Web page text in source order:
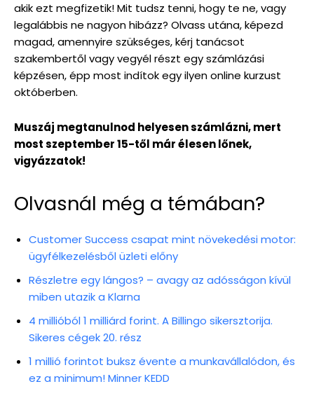
akik ezt megfizetik! Mit tudsz tenni, hogy te ne, vagy
legalábbis ne nagyon hibázz? Olvass utána, képezd
magad, amennyire szükséges, kérj tanácsot
szakembertől vagy vegyél részt egy számlázási
képzésen, épp most indítok egy ilyen online kurzust
októberben.
Muszáj megtanulnod helyesen számlázni, mert
most szeptember 15-től már élesen lőnek,
vigyázzatok!
Olvasnál még a témában?
Customer Success csapat mint növekedési motor:
ügyfélkezelésből üzleti előny
Részletre egy lángos? – avagy az adósságon kívül
miben utazik a Klarna
4 millióból 1 milliárd forint. A Billingo sikersztorija.
Sikeres cégek 20. rész
1 millió forintot buksz évente a munkavállalódon, és
ez a minimum! Minner KEDD